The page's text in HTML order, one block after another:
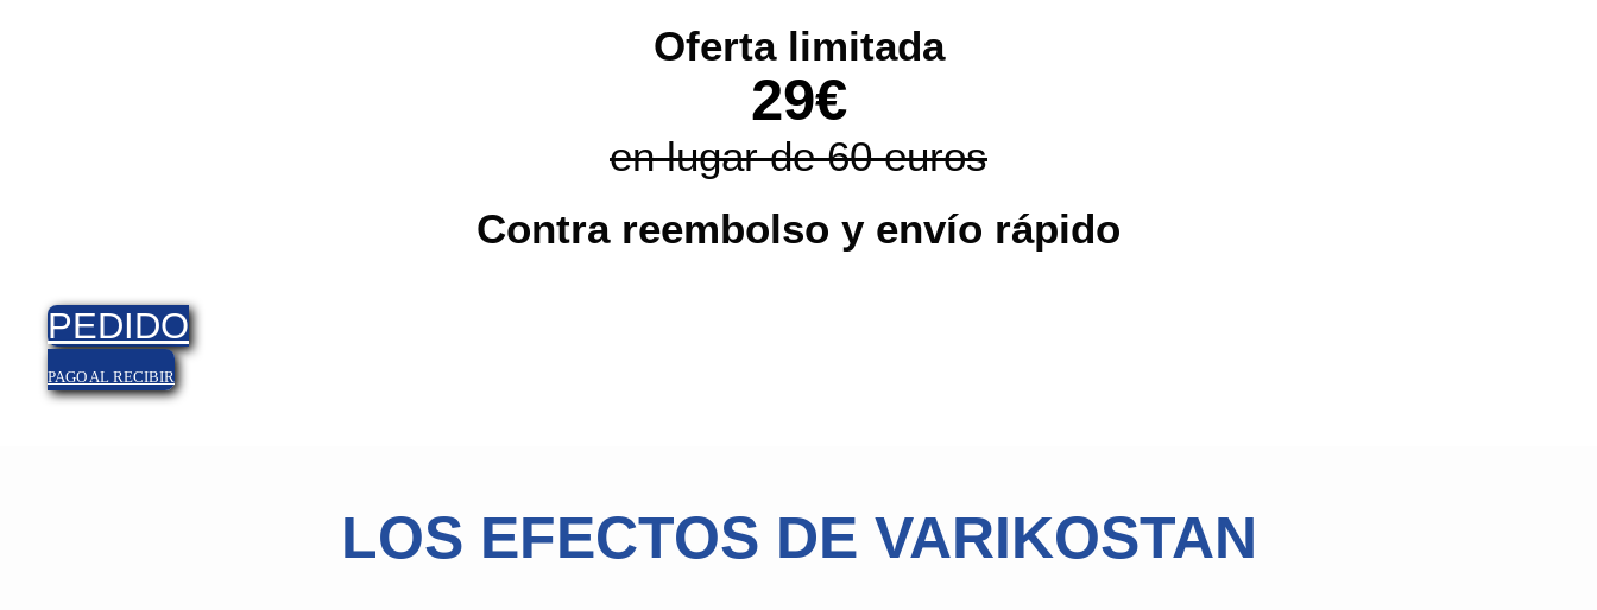
Oferta limitada
29€
en lugar de 60 euros
Contra reembolso y envío rápido
PEDIDO
PAGO AL RECIBIR
LOS EFECTOS DE VARIKOSTAN